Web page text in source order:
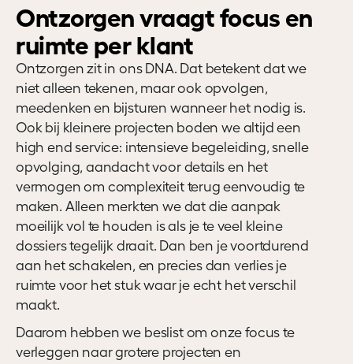
Ontzorgen vraagt focus en
ruimte per klant
Ontzorgen zit in ons DNA. Dat betekent dat we
niet alleen tekenen, maar ook opvolgen,
meedenken en bijsturen wanneer het nodig is.
Ook bij kleinere projecten boden we altijd een
high end service: intensieve begeleiding, snelle
opvolging, aandacht voor details en het
vermogen om complexiteit terug eenvoudig te
maken. Alleen merkten we dat die aanpak
moeilijk vol te houden is als je te veel kleine
dossiers tegelijk draait. Dan ben je voortdurend
aan het schakelen, en precies dan verlies je
ruimte voor het stuk waar je echt het verschil
maakt.
Daarom hebben we beslist om onze focus te
verleggen naar grotere projecten en